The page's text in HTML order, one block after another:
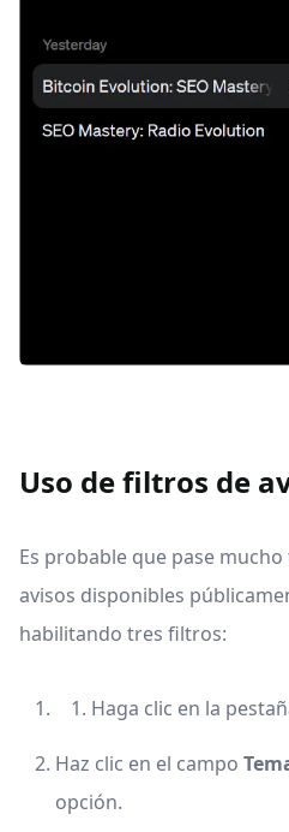
Uso de filtros de
Es probable que pase
avisos disponibles
habilitando tres filtros:
Haga clic en la
Haz clic en el campo
opción.